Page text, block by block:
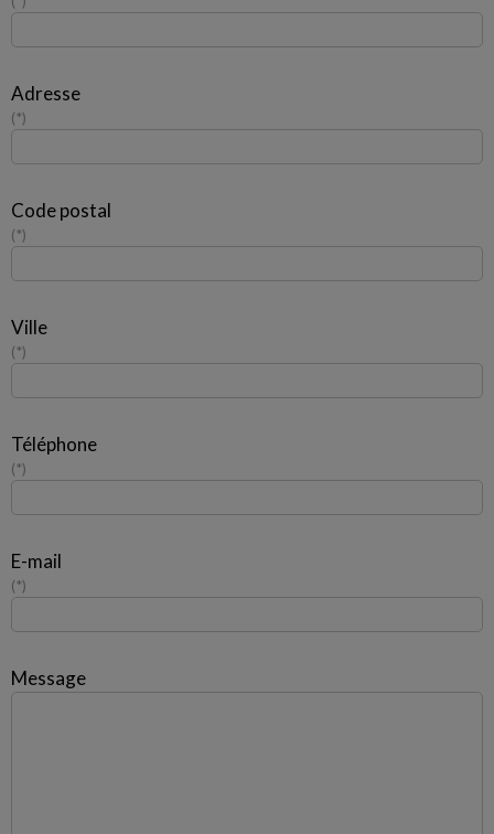
Adresse
*
Code postal
*
Ville
*
Téléphone
*
E-mail
*
Message